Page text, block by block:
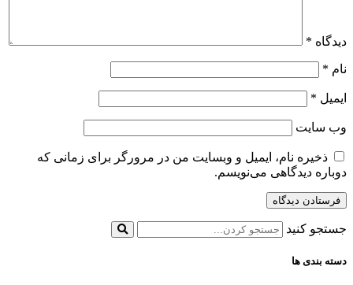
دیدگاه *
نام *
ایمیل *
وب‌ سایت
ذخیره نام، ایمیل و وبسایت من در مرورگر برای زمانی که
دوباره دیدگاهی می‌نویسم.
جستجو کنید
دسته بندی ها